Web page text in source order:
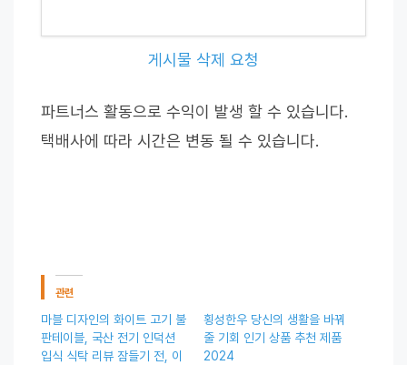
게시물 삭제 요청
파트너스 활동으로 수익이 발생 할 수 있습니다.
택배사에 따라 시간은 변동 될 수 있습니다.
관련
마블 디자인의 화이트 고기 불
판테이블, 국산 전기 인덕션
입식 식탁 리뷰 잠들기 전, 이
횡성한우 당신의 생활을 바꿔
줄 기회 인기 상품 추천 제품
2024